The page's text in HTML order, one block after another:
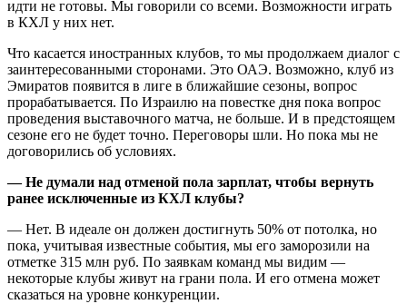
идти не готовы. Мы говорили со всеми. Возможности играть
в КХЛ у них нет.
Что касается иностранных клубов, то мы продолжаем диалог с
заинтересованными сторонами. Это ОАЭ. Возможно, клуб из
Эмиратов появится в лиге в ближайшие сезоны, вопрос
прорабатывается. По Израилю на повестке дня пока вопрос
проведения выставочного матча, не больше. И в предстоящем
сезоне его не будет точно. Переговоры шли. Но пока мы не
договорились об условиях.
— Не думали над отменой пола зарплат, чтобы вернуть
ранее исключенные из КХЛ клубы?
— Нет. В идеале он должен достигнуть 50% от потолка, но
пока, учитывая известные события, мы его заморозили на
отметке 315 млн руб. По заявкам команд мы видим —
некоторые клубы живут на грани пола. И его отмена может
сказаться на уровне конкуренции.